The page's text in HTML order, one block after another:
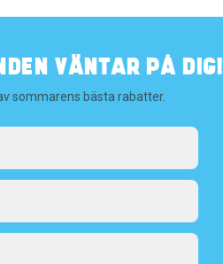
VÄNTAR PÅ DIG!
sommarens bästa rabatter.